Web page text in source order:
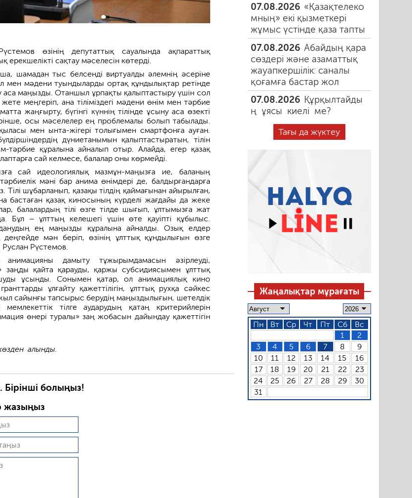
өзінің депутаттық сауалында ақпараттық
ерекшелікті сақтау мәселесін көтерді.
шамадан тыс белсенді виртуалды әлемнің әсеріне
мен мәдени туындыларды ортақ құндылықтар ретінде
аса маңызды. Отаншыл ұрпақты қалыптастыру үшін сол
меңгеріп, ана тіліміздегі мәдени өнім мен тәрбие
жаңғырту, бүгінгі күннің тілінде ұсыну аса өзекті
осы мәселелер ең проблемалы болып табылады.
мен ынта-жігері толығымен смартфонға ауған.
дүниетанымын қалыптастыратын, тілін
тәрбие құралына айналып отыр. Алайда, егер қазақ
сай келмесе, балалар оны көрмейді.
сай идеологиялық мазмұн-маңызға ие, баланың
мәні бар анима өнімдері де, балдырғандарға
Тілі шұбарланып, қазақы тілдің қаймағынан айырылған,
бастаған қазақ киносының күрделі жағдайы да жеке
балалардың тілі өзге тілде шығып, ұлтымызға жат
Бұл – ұлттың келешегі үшін өте қауіпті құбылыс.
ең маңызды құралына айналды. Озық елдер
деңгейде мән беріп, өзінің ұлттық құндылығын өзге
Руслан Рүстемов.
дамыту тұжырымдамасын әзірлеуді,
заңды қайта қарауды, қаржы субсидиясымен ұлттық
ұсынды. Сонымен қатар, ол анимациялық кино
ұлғайту қажеттілігін, ұлттық рухқа сәйкес
сайынғы тапсырыс берудің маңыздылығын, шетелдік
тілге аударудың қатаң критерийлерін
өнері туралы» заң жобасын дайындау қажеттігін
алынды.
Бірінші болыңыз!
жазыңыз
07.08.2026 «Қазақтелеко
мның» екі қызметкері
жұмыс үстінде қаза тапты
07.08.2026 Абайдың қара
сөздері және азаматтық
жауапкершілік: саналы
қоғамға бастар жол
07.08.2026 Құрқылтайды
ң ұясы киелі ме?
Тағы да жүктеу
Жаңалықтар мұрағаты
Пн Вт Ср Чт Пт Сб
Вс
1
2
3
4 5 6 7 8
9
10
11 12 13 14 15
16
17
18 19 20 21 22
23
24
25 26 27 28 29
30
31